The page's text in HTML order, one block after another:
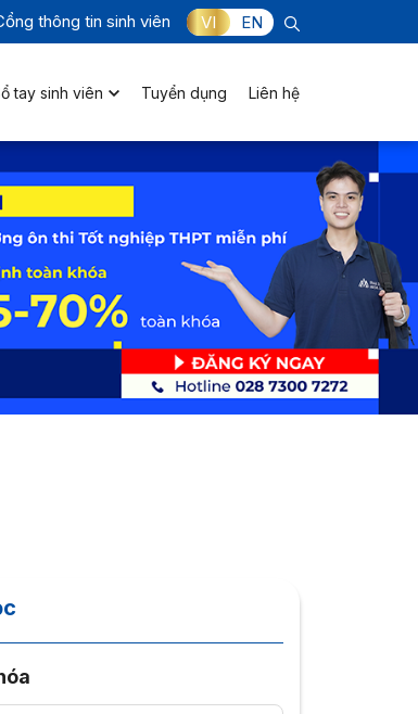
thông tin sinh viên VI EN
tay sinh viên Tuyển dụng Liên hệ